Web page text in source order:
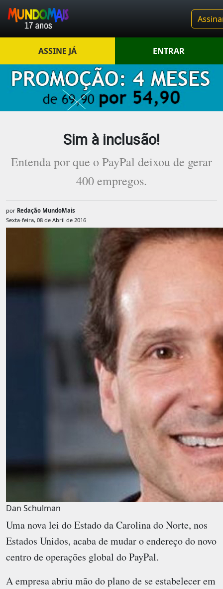
ASSINE JÁ ENTRAR
Sim à inclusão!
Entenda por que o PayPal deixou de gerar
400 empregos.
por Redação MundoMais
Sexta-feira, 08 de Abril de 2016
Dan Schulman
Uma nova lei do Estado da Carolina do Norte, nos
Estados Unidos, acaba de mudar o endereço do novo
centro de operações global do PayPal.
A empresa abriu mão do plano de se estabelecer em